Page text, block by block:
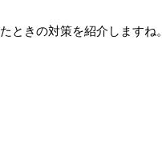
ときの対策を紹介しますね。